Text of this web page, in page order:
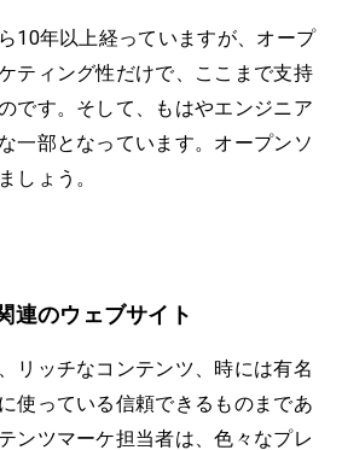
10年以上経っていますが、オープ
ティング性だけで、ここまで支持
です。そして、もはやエンジニア
一部となっています。オープンソ
しょう。
連のウェブサイト
リッチなコンテンツ、時には有名
使っている信頼できるものまであ
ンツマーケ担当者は、色々なプレ